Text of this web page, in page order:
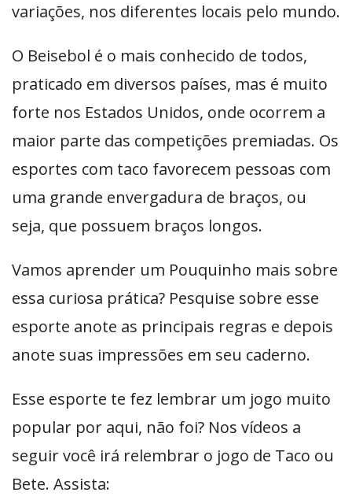
variações, nos diferentes locais pelo mundo.
O Beisebol é o mais conhecido de todos,
praticado em diversos países, mas é muito
forte nos Estados Unidos, onde ocorrem a
maior parte das competições premiadas. Os
esportes com taco favorecem pessoas com
uma grande envergadura de braços, ou
seja, que possuem braços longos.
Vamos aprender um Pouquinho mais sobre
essa curiosa prática? Pesquise sobre esse
esporte anote as principais regras e depois
anote suas impressões em seu caderno.
Esse esporte te fez lembrar um jogo muito
popular por aqui, não foi? Nos vídeos a
seguir você irá relembrar o jogo de Taco ou
Bete. Assista: